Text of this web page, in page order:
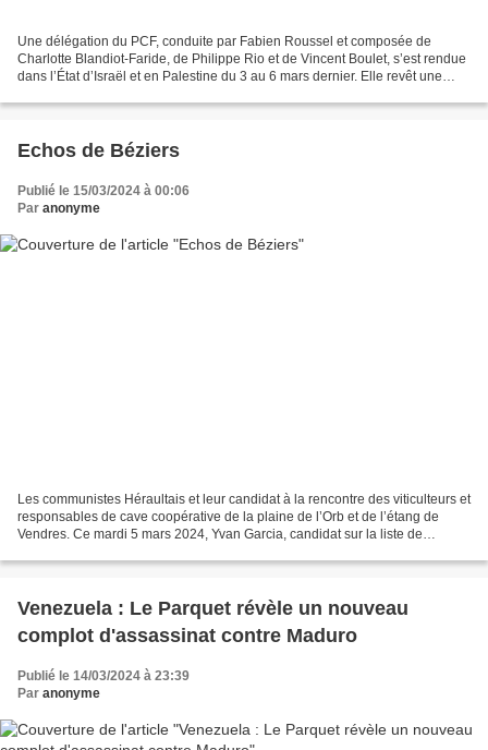
Une délégation du PCF, conduite par Fabien Roussel et composée de
Charlotte Blandiot-Faride, de Philippe Rio et de Vincent Boulet, s’est rendue
dans l’État d’Israël et en Palestine du 3 au 6 mars dernier. Elle revêt une
Echos de Béziers
Publié le 15/03/2024 à 00:06
Par anonyme
Les communistes Héraultais et leur candidat à la rencontre des viticulteurs et
responsables de cave coopérative de la plaine de l’Orb et de l’étang de
Vendres. Ce mardi 5 mars 2024, Yvan Garcia, candidat sur la liste de
Venezuela : Le Parquet révèle un nouveau
complot d'assassinat contre Maduro
Publié le 14/03/2024 à 23:39
Par anonyme